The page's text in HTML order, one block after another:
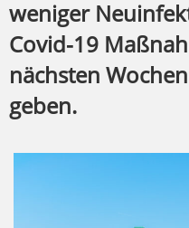
weniger
Covid-19
nächsten
geben.